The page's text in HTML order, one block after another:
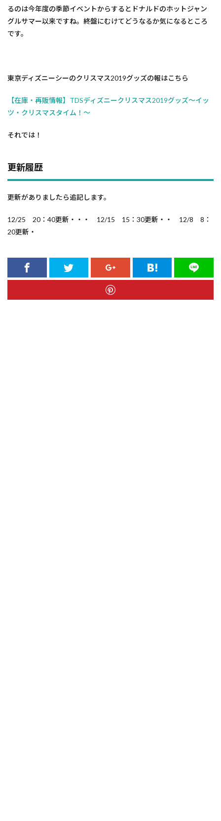
るのは今年度の季節イベントからするとドナルドのホットジャン
グルサマー以来ですね。終盤にむけてどうなるか気になるところ
です。
東京ディズニーシーのクリスマス2019グッズの報はこちら
【在庫・再販情報】TDSディズニークリスマス2019グッズ～イッ
ツ・クリスマスタイム！～
それでは！
更新履歴
更新がありましたら追記します。
12/25 20：40更新・・・ 12/15 15：30更新・・ 12/8 8：
20更新・